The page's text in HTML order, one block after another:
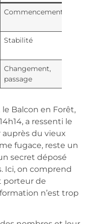
Commencement
Stabilité
Changement,
passage
Balcon en Forêt,
a ressenti le
auprès du vieux
fugace, reste un
secret déposé
Ici, on comprend
porteur de
n’est trop